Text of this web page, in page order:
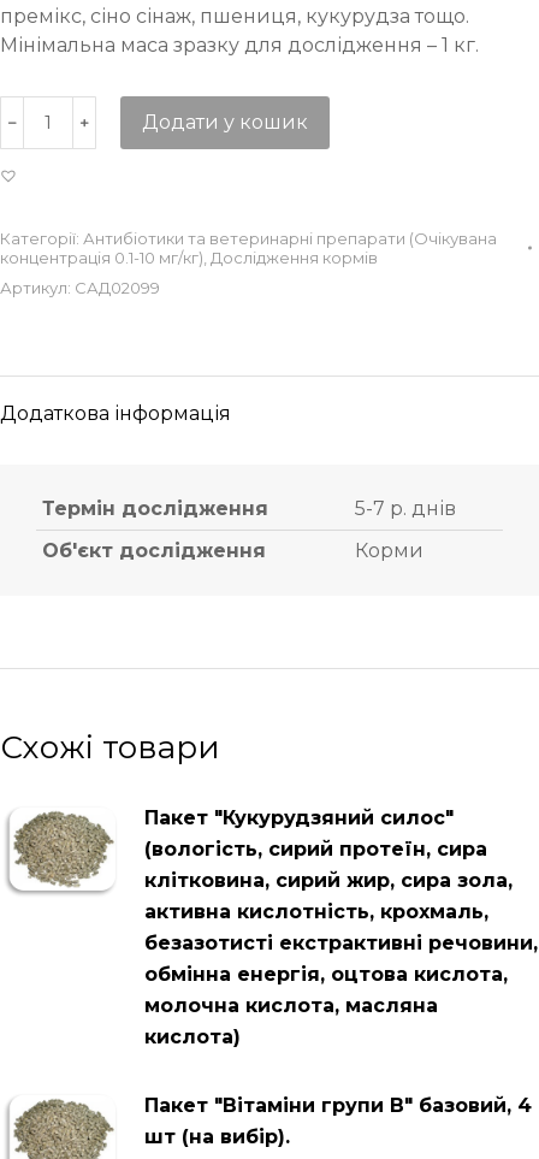
премікс, сіно сінаж, пшениця, кукурудза тощо.
Мінімальна маса зразку для дослідження – 1 кг.
Додати у кошик
Категорії: Антибіотики та ветеринарні препарати (Очікувана
концентрація 0.1-10 мг/кг) Дослідження кормів
Артикул: САД02099
Додаткова інформація
Термін дослідження
5-7 р. днів
Об'єкт дослідження
Корми
Схожі товари
Пакет "Кукурудзяний силос"
(вологість, сирий протеїн, сира
клітковина, сирий жир, сира зола,
активна кислотність, крохмаль,
безазотисті екстрактивні речовини,
обмінна енергія, оцтова кислота,
молочна кислота, масляна
кислота)
Пакет "Вітаміни групи В" базовий, 4
шт (на вибір).